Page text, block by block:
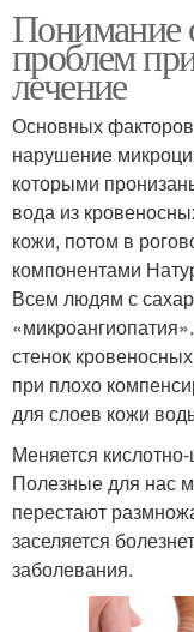
Понимание
проблем
лечение
Основных
нарушение
которыми
вода из
кожи, потом в
компонентами
Всем людям с
стенок
при плохо
для слоев кожи
Меняется
Полезные для нас
перестают
заселяется
заболевания.